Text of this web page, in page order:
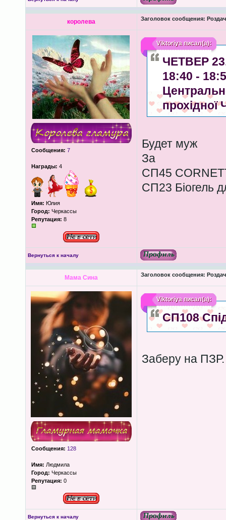
королева Заголовок сообщения:
Сообщения: 7
Награды: 4
Имя: Юлия
Город: Черкассы
Репутация: 8
Viktoriyaписал(а):
ЧЕТВЕР
18:40 -
прохідної
Будет муж
За
СП45
СП23 Біогель
Вернуться к началу
Мама Сина Заголовок сообщения:
Сообщения: 128
Имя: Людмила
Город: Черкассы
Репутация: 0
Viktoriyaписал(а):
СП108
Заберу на ПЗР.
Вернуться к началу